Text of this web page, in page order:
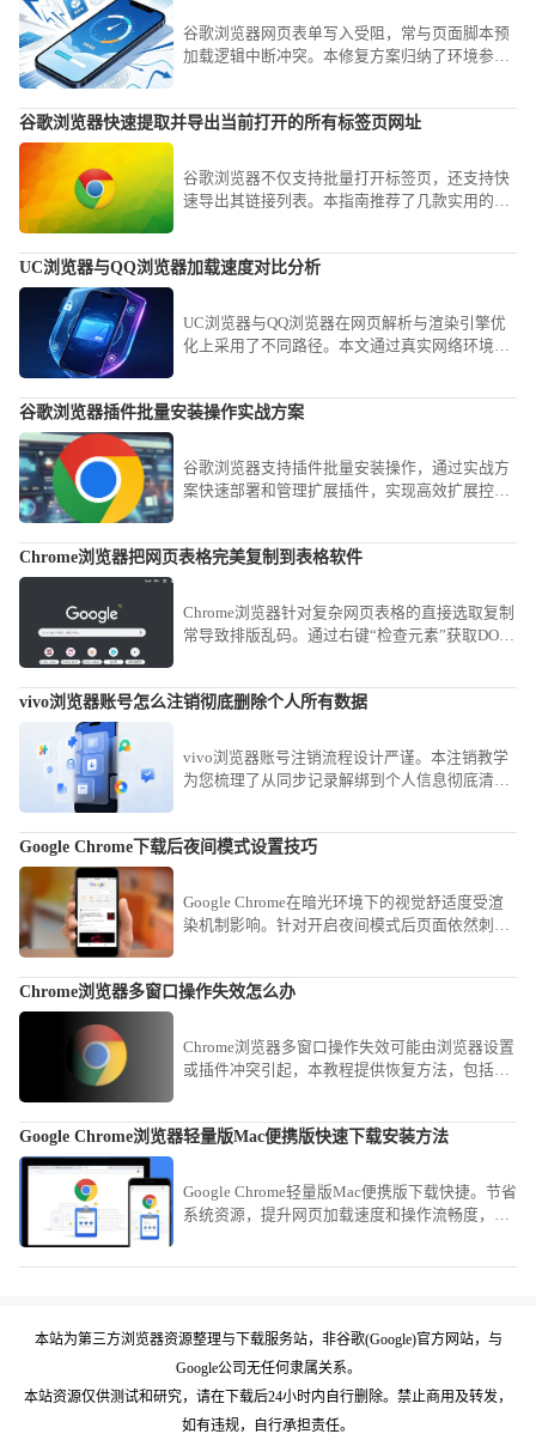
谷歌浏览器网页表单写入受阻，常与页面脚本预
加载逻辑中断冲突。本修复方案归纳了环境参数
谷歌浏览器快速提取并导出当前打开的所有标签页网址
谷歌浏览器不仅支持批量打开标签页，还支持快
速导出其链接列表。本指南推荐了几款实用的扩
UC浏览器与QQ浏览器加载速度对比分析
UC浏览器与QQ浏览器在网页解析与渲染引擎优
化上采用了不同路径。本文通过真实网络环境测
谷歌浏览器插件批量安装操作实战方案
谷歌浏览器支持插件批量安装操作，通过实战方
案快速部署和管理扩展插件，实现高效扩展控制
Chrome浏览器把网页表格完美复制到表格软件
Chrome浏览器针对复杂网页表格的直接选取复制
常导致排版乱码。通过右键“检查元素”获取DOM
移。
vivo浏览器账号怎么注销彻底删除个人所有数据
vivo浏览器账号注销流程设计严谨。本注销教学
为您梳理了从同步记录解绑到个人信息彻底清空
Google Chrome下载后夜间模式设置技巧
Google Chrome在暗光环境下的视觉舒适度受渲
染机制影响。针对开启夜间模式后页面依然刺眼
交互逻辑，有效降低蓝光伤害，营造舒适的影音
Chrome浏览器多窗口操作失效怎么办
Chrome浏览器多窗口操作失效可能由浏览器设置
或插件冲突引起，本教程提供恢复方法，包括调
Google Chrome浏览器轻量版Mac便携版快速下载安装方法
Google Chrome轻量版Mac便携版下载快捷。节省
系统资源，提升网页加载速度和操作流畅度，让
本站为第三方浏览器资源整理与下载服务站，非谷歌(Google)官方网站，与
Google公司无任何隶属关系。
本站资源仅供测试和研究，请在下载后24小时内自行删除。禁止商用及转发，
如有违规，自行承担责任。